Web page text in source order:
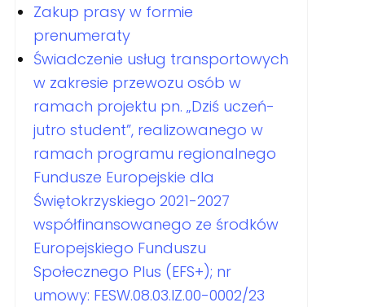
Zakup prasy w formie
prenumeraty
Świadczenie usług transportowych
w zakresie przewozu osób w
ramach projektu pn. „Dziś uczeń-
jutro student”, realizowanego w
ramach programu regionalnego
Fundusze Europejskie dla
Świętokrzyskiego 2021-2027
współfinansowanego ze środków
Europejskiego Funduszu
Społecznego Plus (EFS+); nr
umowy: FESW.08.03.IZ.00-0002/23